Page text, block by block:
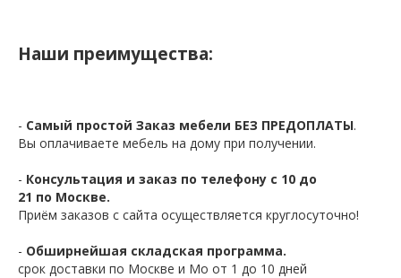
Наши преимущества:
- Самый простой Заказ мебели БЕЗ ПРЕДОПЛАТЫ.
Вы оплачиваете мебель на дому при получении.
- Консультация и заказ по телефону с 10 до
21 по Москве.
Приём заказов с сайта осуществляется круглосуточно!
- Обширнейшая складская программа.
срок доставки по Москве и Мо от 1 до 10 дней